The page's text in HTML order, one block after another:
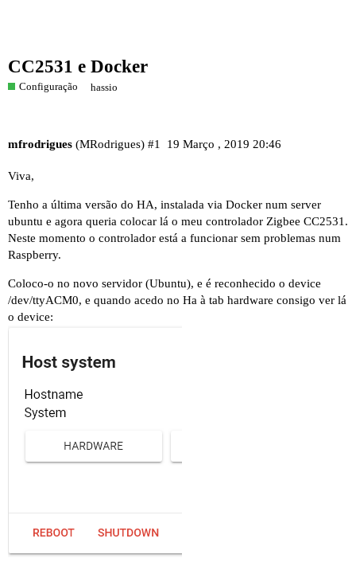
CC2531 e Docker
Configuração hassio
mfrodrigues (MRodrigues) 19 Março , 2019 20:46
#1
Viva,
Tenho a última versão do HA, instalada via Docker num server
ubuntu e agora queria colocar lá o meu controlador Zigbee CC2531.
Neste momento o controlador está a funcionar sem problemas num
Raspberry.
Coloco-o no novo servidor (Ubuntu), e é reconhecido o device
/dev/ttyACM0, e quando acedo no Ha à tab hardware consigo ver lá
o device: